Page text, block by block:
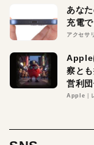
あな
充電
アクセサリ
Apple
察と
営利
る理
Apple